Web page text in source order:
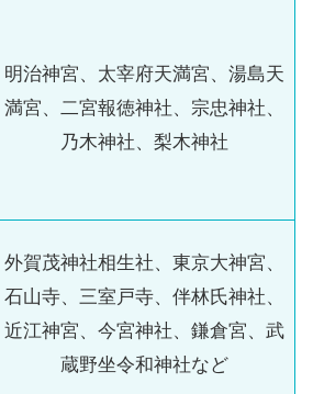
明治神宮、太宰府天満宮、湯島天
満宮、二宮報徳神社、宗忠神社、
乃木神社、梨木神社
外賀茂神社相生社、東京大神宮、
石山寺、三室戸寺、伴林氏神社、
近江神宮、今宮神社、鎌倉宮、武
蔵野坐令和神社など